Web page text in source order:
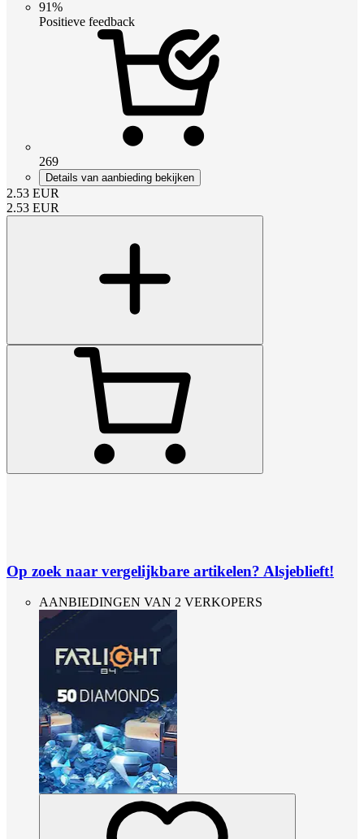
91%
Positieve feedback
269
Details van aanbieding bekijken
2.53 EUR
2.53 EUR
Op zoek naar vergelijkbare artikelen? Alsjeblieft!
AANBIEDINGEN VAN 2 VERKOPERS